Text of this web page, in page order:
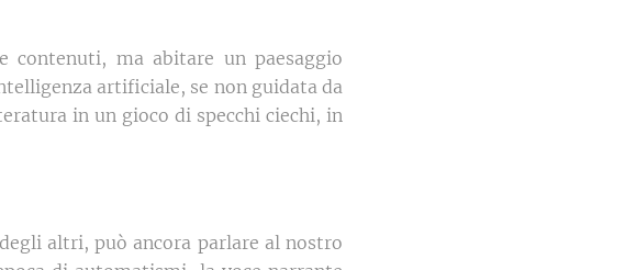
contenuti, ma abitare un paesaggio
artificiale, se non guidata da
in un gioco di specchi ciechi, in
altri, può ancora parlare al nostro